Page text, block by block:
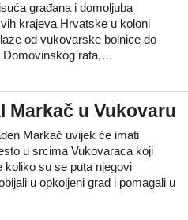
građana i domoljuba
krajeva Hrvatske u koloni
od vukovarske bolnice do
Domovinskog rata,…
Markač u Vukovaru
Markač uvijek će imati
u srcima Vukovaraca koji
koliko su se puta njegovi
u opkoljeni grad i pomagali u